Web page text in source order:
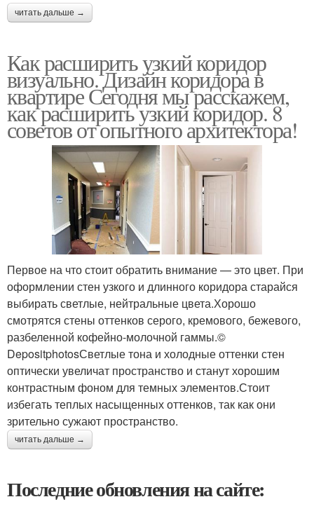
читать дальше →
Как расширить узкий коридор
визуально. Дизайн коридора в
квартире Сегодня мы расскажем,
как расширить узкий коридор. 8
советов от опытного архитектора!
Первое на что стоит обратить внимание — это цвет. При
оформлении стен узкого и длинного коридора старайся
выбирать светлые, нейтральные цвета.Хорошо
смотрятся стены оттенков серого, кремового, бежевого,
разбеленной кофейно-молочной гаммы.©
DepositphotosСветлые тона и холодные оттенки стен
оптически увеличат пространство и станут хорошим
контрастным фоном для темных элементов.Стоит
избегать теплых насыщенных оттенков, так как они
зрительно сужают пространство.
читать дальше →
Последние обновления на сайте: